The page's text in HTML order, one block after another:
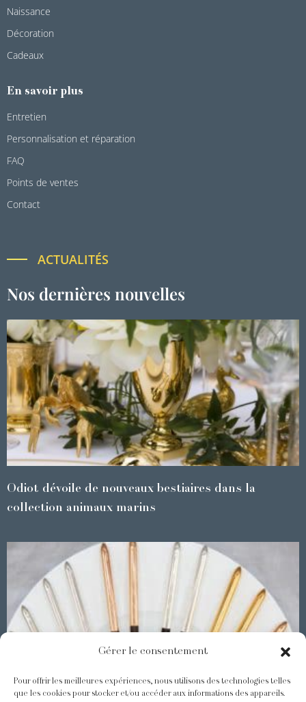
Gérer le consentement
Pour offrir les meilleures expériences, nous utilisons des technologies telles
que les cookies pour stocker et/ou accéder aux informations des appareils.
Naissance
Décoration
Cadeaux
En savoir plus
Entretien
Personnalisation et réparation
FAQ
Points de ventes
Contact
ACTUALITÉS
Nos dernières nouvelles
Odiot dévoile de nouveaux bestiaires dans la
collection animaux marins